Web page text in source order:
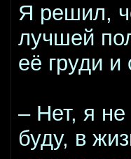
Я решил,
лучшей
её груди и
– Нет, я
буду, в